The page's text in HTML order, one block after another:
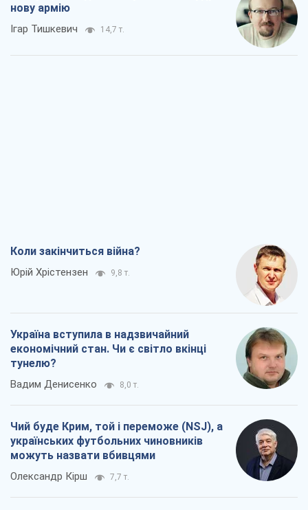
нову армію
Ігар Тишкевич 14,7 т.
Коли закінчиться війна?
Юрій Хрістензен 9,8 т.
Україна вступила в надзвичайний
економічний стан. Чи є світло вкінці
тунелю?
Вадим Денисенко 8,0 т.
Чий буде Крим, той і переможе (NSJ), а
українських футбольних чиновників
можуть назвати вбивцями
Олександр Кірш 7,7 т.